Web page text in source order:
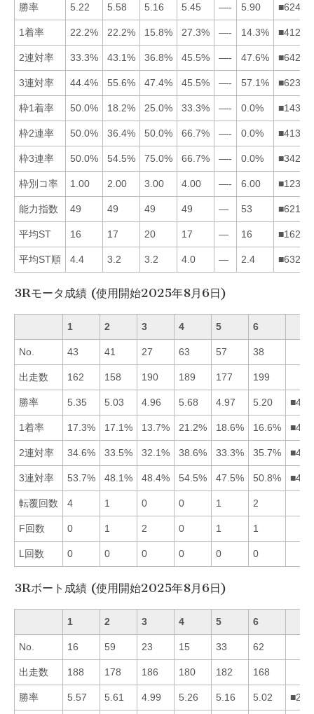
勝率 5.22 5.58 5.16 5.45 —- 5.90
1着率 22.2% 22.2% 15.8% 27.3% —- 14.3%
2連対率 33.3% 43.1% 36.8% 45.5% —- 47.6%
3連対率 44.4% 55.6% 47.4% 45.5% —- 57.1%
枠1着率 50.0% 18.2% 25.0% 33.3% —- 0.0%
枠2連率 50.0% 36.4% 50.0% 66.7% —- 0.0%
枠3連率 50.0% 54.5% 75.0% 66.7% —- 0.0%
枠別コ率 1.00 2.00 3.00 4.00 —- 6.00
能力指数 49 49 49 49 — 53
平均ST 16 17 20 17 — 16
平均ST順 4.4 3.2 3.2 4.0 — 2.4
3Rモータ成績 (使用開始2025年8月6日)
1 2 3 4 5 6
No. 43 41 27 63 57 38
出走数 162 158 190 189 177 199
勝率 5.35 5.03 4.96 5.68 4.97 5.20
1着率 17.3% 17.1% 13.7% 21.2% 18.6% 16.6%
2連対率 34.6% 33.5% 32.1% 38.6% 33.3% 35.7%
3連対率 53.7% 48.1% 48.4% 54.5% 47.5% 50.8%
転覆回数 4 1 0 0 1 2
F回数 0 1 2 0 1 1
L回数 0 0 0 0 0 0
3Rボート成績 (使用開始2025年8月6日)
1 2 3 4 5 6
No. 16 59 23 15 33 62
出走数 188 178 186 180 182 168
勝率 5.57 5.61 4.99 5.26 5.16 5.02